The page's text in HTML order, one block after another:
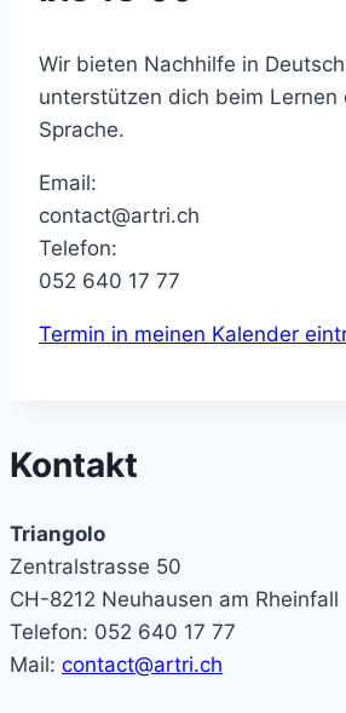
Wir bieten Nachhilfe in
unterstützen dich beim Lernen
Sprache.
Email:
contact@artri.ch
Telefon:
052 640 17 77
Termin in meinen Kalender
Kontakt
Triangolo
Zentralstrasse 50
CH-8212 Neuhausen am Rheinfall
Telefon: 052 640 17 77
Mail: contact@artri.ch